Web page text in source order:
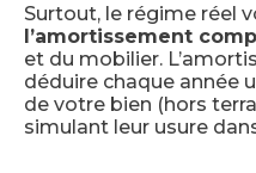
Surtout, le régime réel
l’amortissement
et du mobilier.
déduire chaque année
de votre bien (hors
simulant leur usure